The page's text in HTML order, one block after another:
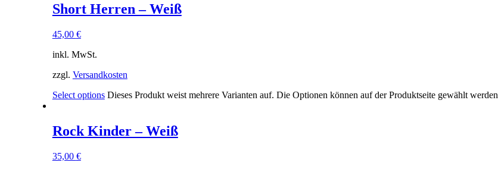
Short Herren – Weiß
45,00 €
inkl. MwSt.
zzgl. Versandkosten
Select options Dieses Produkt weist mehrere Varianten auf. Die Optionen können auf der Produktseite gewählt werden
Rock Kinder – Weiß
35,00 €